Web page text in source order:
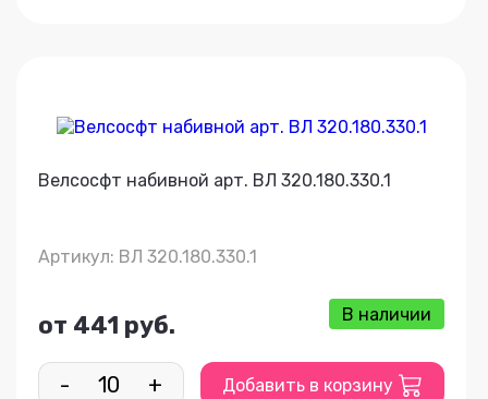
Велсосфт набивной арт. ВЛ 320.180.330.1
Артикул: ВЛ 320.180.330.1
от 441 руб. В наличии
- + Добавить в корзину